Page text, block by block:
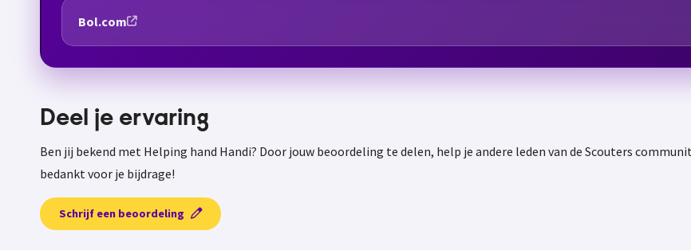
Bol.com
Deel je ervaring
Ben jij bekend met Helping hand Handi? Door jouw beoordeling te delen, help je andere leden van de Scouters
bedankt voor je bijdrage!
Schrijf een beoordeling